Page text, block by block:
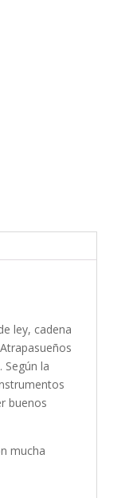
ley, cadena
Según la
buenos
mucha